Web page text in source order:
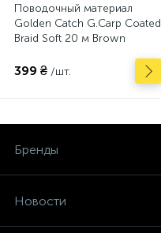
Поводочный материал
Golden Catch G.Carp Coated
Braid Soft 20 м Brown
399 ₴ /шт.
Бренды
Новости